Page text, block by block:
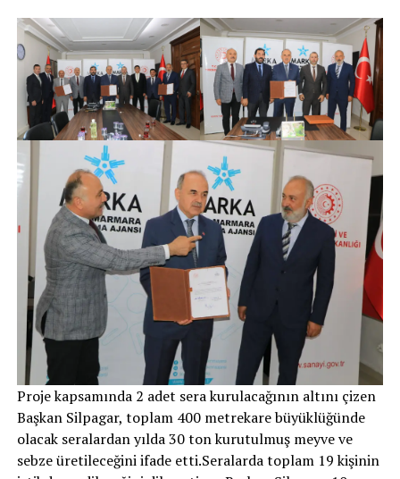
Proje kapsamında 2 adet sera kurulacağının altını çizen
Başkan Silpagar, toplam 400 metrekare büyüklüğünde
olacak seralardan yılda 30 ton kurutulmuş meyve ve
sebze üretileceğini ifade etti.Seralarda toplam 19 kişinin